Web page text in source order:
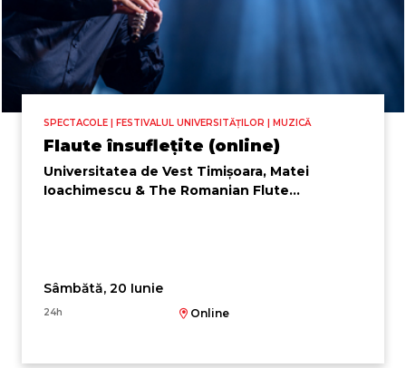
SPECTACOLE | FESTIVALUL UNIVERSITĂȚILOR | MUZICĂ
Flaute însuflețite (online)
Universitatea de Vest Timișoara, Matei
Ioachimescu & The Romanian Flute
Sâmbătă, 20 Iunie
24h Online